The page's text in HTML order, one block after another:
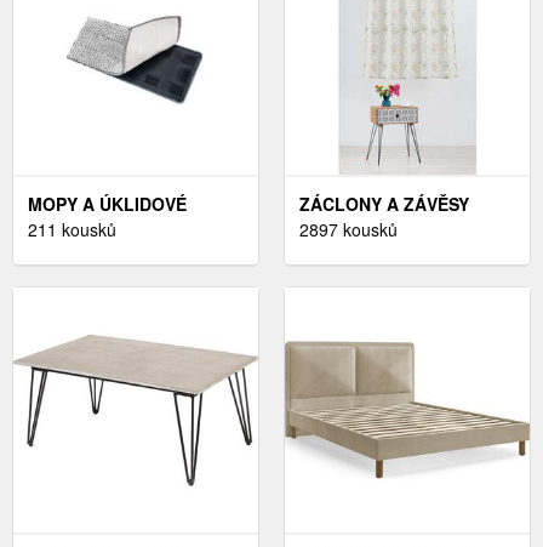
MOPY A ÚKLIDOVÉ
SOUPRAVY
211 kousků
ZÁCLONY A ZÁVĚSY
2897 kousků